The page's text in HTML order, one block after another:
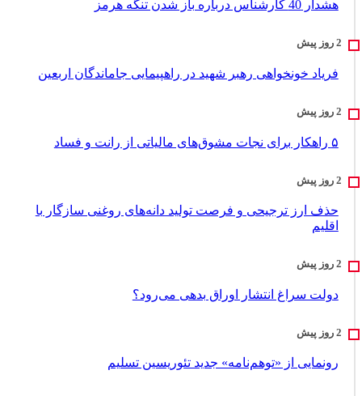
هشدار 40 کارشناس درباره باز شدن تنگه هرمز
فریاد خونخواهی رهبر شهید در راهپیمایی جاماندگان اربعین
۵ راهکار برای نجات مشوق‌های مالیاتی از رانت و فساد
حذف ارز ترجیحی و فرصت تولید دانه‌های روغنی سازگار با
اقلیم
دولت سراغ انتشار اوراق بدهی می‌رود؟
رونمایی از «توهم‌نامه» جدید تئور‌یسین تسلیم